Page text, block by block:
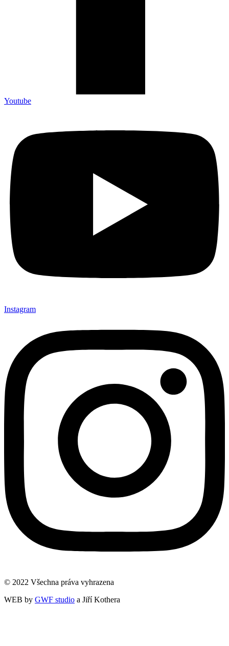
Youtube
Instagram
© 2022 Všechna práva vyhrazena
WEB by GWF studio a Jiří Kothera